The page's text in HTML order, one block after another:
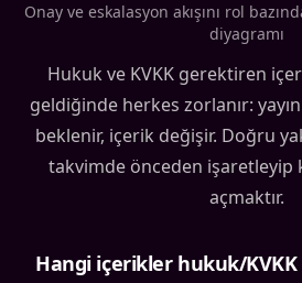
Onay ve eskalasyon akışını rol
diyagramı
Hukuk ve KVKK gerektiren
geldiğinde herkes zorlanır:
beklenir, içerik değişir. Doğru
takvimde önceden işaretleyip
açmaktır.
Hangi içerikler hukuk/KVKK